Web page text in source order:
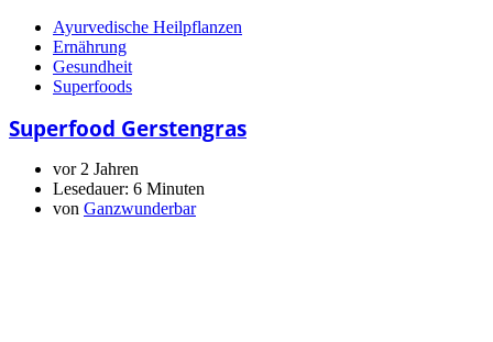
Ayurvedische Heilpflanzen
Ernährung
Gesundheit
Superfoods
Superfood Gerstengras
vor 2 Jahren
Lesedauer: 6 Minuten
von Ganzwunderbar